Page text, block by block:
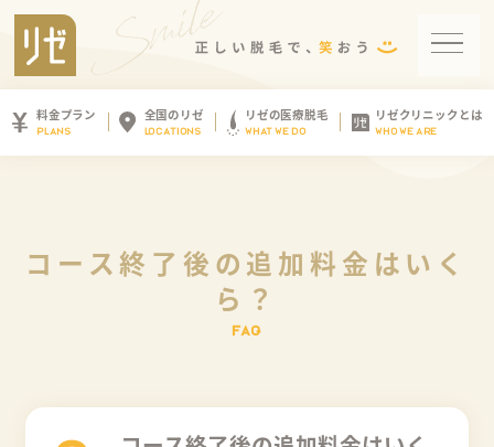
料金プラン
PLANS
全国のリゼ
LOCATIONS
リゼの医療脱毛
WHAT WE DO
リゼクリニックとは
WHO WE ARE
コース終了後の追加料金はいく
ら？